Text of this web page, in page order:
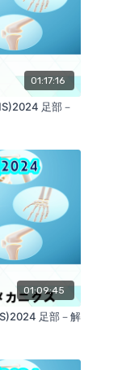
products/
する
products/core-
向からサポー
01:17:16
足部－
01:09:45
足部－解